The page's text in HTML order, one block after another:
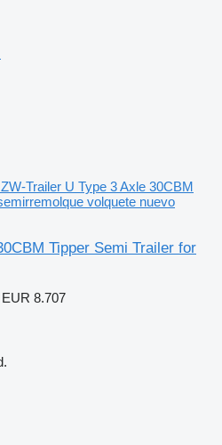
ZW-Trailer U Type 3 Axle 30CBM
volquete nuevo
Tipper Semi Trailer for
8.707